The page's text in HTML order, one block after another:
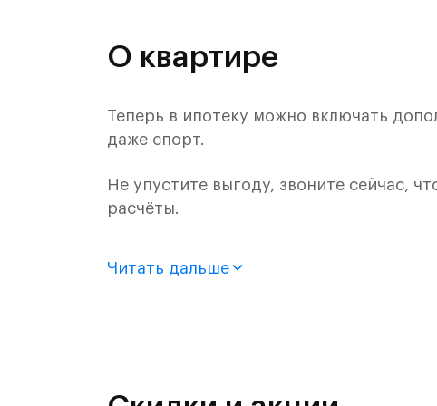
О квартире
Теперь в ипотеку можно включать
даже спорт.
Не упустите выгоду, звоните сейчас,
расчёты.
монолитного дома (Корпус 59, Секция
и Подушкинским лесами.
Читать дальше